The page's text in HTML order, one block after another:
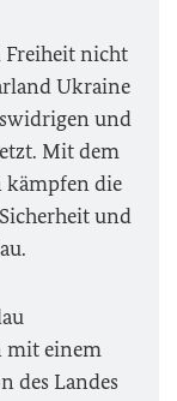
Freiheit nicht
Ukraine
und
Mit dem
kämpfen die
und
mit einem
des Landes